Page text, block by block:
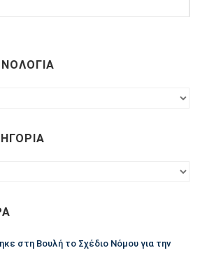
στη Βουλή το Σχέδιο Νόμου για την